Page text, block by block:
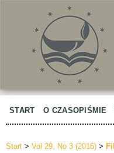
START O CZASOPIŚMIE
Start > Vol 29, No 3 (2016) >